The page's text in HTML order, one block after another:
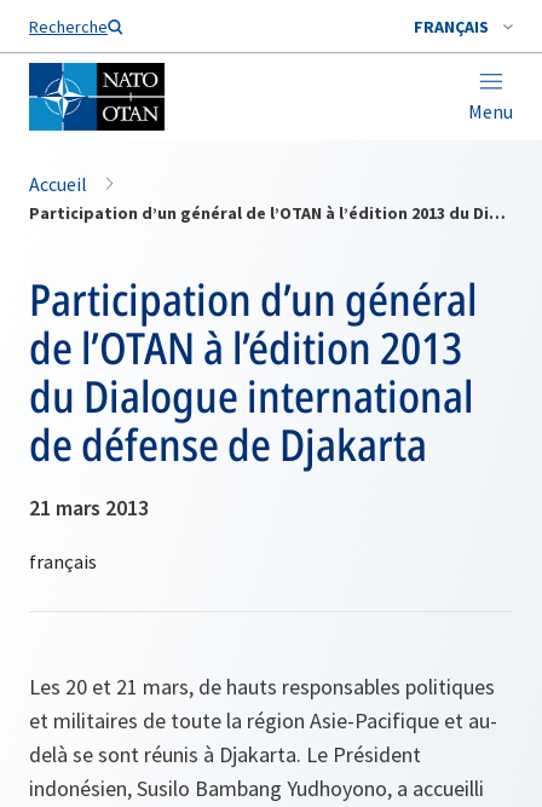
Recherche FRANÇAIS
Menu
Nom de famille*
Accueil
Participation d’un général de l’OTAN à l’édition 2013 du Dialogue international de défense de Djakarta
Participation d’un général
de l’OTAN à l’édition 2013
du Dialogue international
de défense de Djakarta
21 mars 2013
Les 20 et 21 mars, de hauts responsables politiques
et militaires de toute la région Asie-Pacifique et au-
delà se sont réunis à Djakarta. Le Président
indonésien, Susilo Bambang Yudhoyono, a accueilli